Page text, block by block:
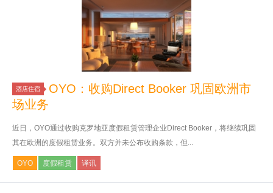
酒店住宿
OYO：收购Direct Booker 巩固欧洲市
场业务
近日，OYO通过收购克罗地亚度假租赁管理企业Direct Booker，将继续巩固
其在欧洲的度假租赁业务。双方并未公布收购条款，但...
OYO 度假租赁 译讯